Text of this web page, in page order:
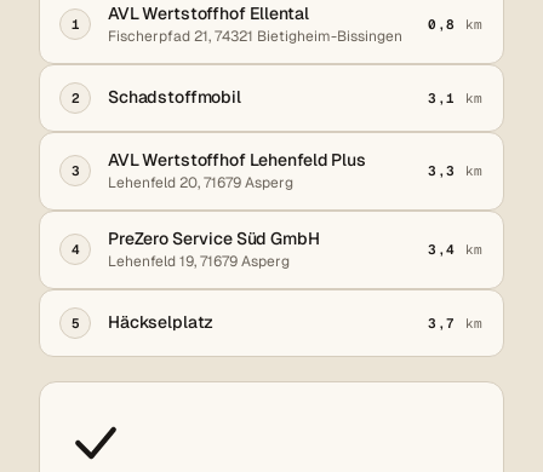
1
AVL Wertstoffhof Ellental
Fischerpfad 21, 74321 Bietigheim-Bissingen
0,8 km
2 Schadstoffmobil 3,1 km
3
AVL Wertstoffhof Lehenfeld Plus
Lehenfeld 20, 71679 Asperg
3,3 km
4
PreZero Service Süd GmbH
Lehenfeld 19, 71679 Asperg
3,4 km
5 Häckselplatz 3,7 km